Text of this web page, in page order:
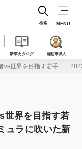
新車カタログ 自動車求人
検索 MENU
vs世界を目指す若手
世界を目指す若
ュラに吹いた新